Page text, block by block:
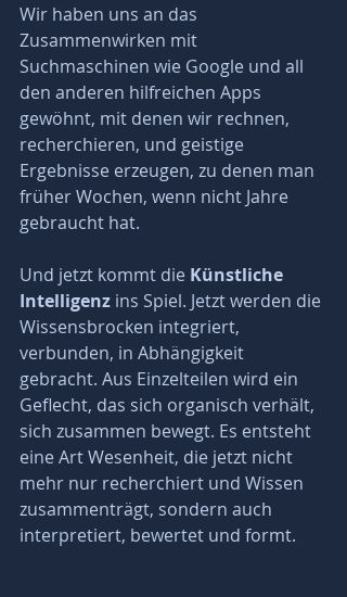
Wir haben uns an das
Zusammenwirken mit
Suchmaschinen wie Google und all
den anderen hilfreichen Apps
gewöhnt, mit denen wir rechnen,
recherchieren, und geistige
Ergebnisse erzeugen, zu denen man
früher Wochen, wenn nicht Jahre
gebraucht hat.
Und jetzt kommt die Künstliche
Intelligenz ins Spiel. Jetzt werden die
Wissensbrocken integriert,
verbunden, in Abhängigkeit
gebracht. Aus Einzelteilen wird ein
Geflecht, das sich organisch verhält,
sich zusammen bewegt. Es entsteht
eine Art Wesenheit, die jetzt nicht
mehr nur recherchiert und Wissen
zusammenträgt, sondern auch
interpretiert, bewertet und formt.